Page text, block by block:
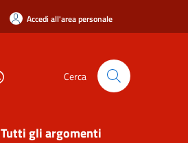
Accedi all'area personale
Cerca
Tutti gli argomenti